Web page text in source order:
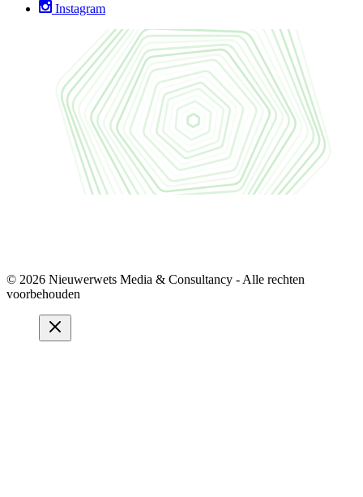
Instagram
© 2026 Nieuwerwets Media & Consultancy - Alle rechten
voorbehouden